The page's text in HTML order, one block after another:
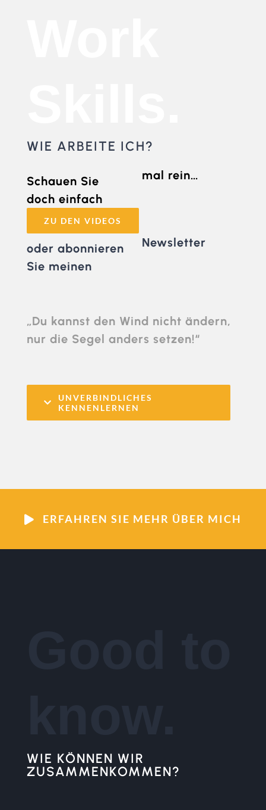
WIE ARBEITE ICH?
Schauen Sie
doch einfach
mal rein…
ZU DEN VIDEOS
oder abonnieren
Sie meinen
Newsletter
„Du kannst den Wind nicht ändern,
nur die Segel anders setzen!“
UNVERBINDLICHES
KENNENLERNEN
ERFAHREN SIE MEHR ÜBER MICH
WIE KÖNNEN WIR
ZUSAMMENKOMMEN?